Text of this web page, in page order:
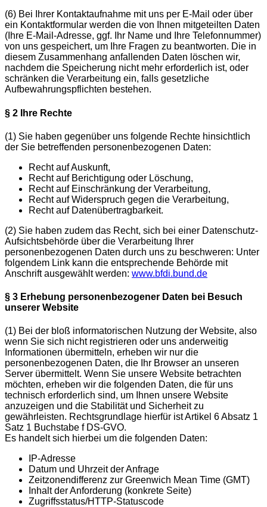
(6) Bei Ihrer Kontaktaufnahme mit uns per E-Mail oder über
ein Kontaktformular werden die von Ihnen mitgeteilten Daten
(Ihre E-Mail-Adresse, ggf. Ihr Name und Ihre Telefonnummer)
von uns gespeichert, um Ihre Fragen zu beantworten. Die in
diesem Zusammenhang anfallenden Daten löschen wir,
nachdem die Speicherung nicht mehr erforderlich ist, oder
schränken die Verarbeitung ein, falls gesetzliche
Aufbewahrungspflichten bestehen.
§ 2 Ihre Rechte
(1) Sie haben gegenüber uns folgende Rechte hinsichtlich
der Sie betreffenden personenbezogenen Daten:
Recht auf Auskunft,
Recht auf Berichtigung oder Löschung,
Recht auf Einschränkung der Verarbeitung,
Recht auf Widerspruch gegen die Verarbeitung,
Recht auf Datenübertragbarkeit.
(2) Sie haben zudem das Recht, sich bei einer Datenschutz-
Aufsichtsbehörde über die Verarbeitung Ihrer
personenbezogenen Daten durch uns zu beschweren: Unter
folgendem Link kann die entsprechende Behörde mit
Anschrift ausgewählt werden: www.bfdi.bund.de
§ 3 Erhebung personenbezogener Daten bei Besuch
unserer Website
(1) Bei der bloß informatorischen Nutzung der Website, also
wenn Sie sich nicht registrieren oder uns anderweitig
Informationen übermitteln, erheben wir nur die
personenbezogenen Daten, die Ihr Browser an unseren
Server übermittelt. Wenn Sie unsere Website betrachten
möchten, erheben wir die folgenden Daten, die für uns
technisch erforderlich sind, um Ihnen unsere Website
anzuzeigen und die Stabilität und Sicherheit zu
gewährleisten. Rechtsgrundlage hierfür ist Artikel 6 Absatz 1
Satz 1 Buchstabe f DS-GVO.
Es handelt sich hierbei um die folgenden Daten:
IP-Adresse
Datum und Uhrzeit der Anfrage
Zeitzonendifferenz zur Greenwich Mean Time (GMT)
Inhalt der Anforderung (konkrete Seite)
Zugriffsstatus/HTTP-Statuscode